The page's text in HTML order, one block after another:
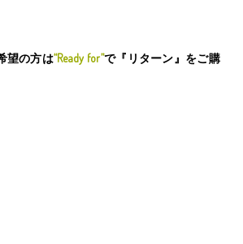
望の方は“Ready for”で『リターン』をご購